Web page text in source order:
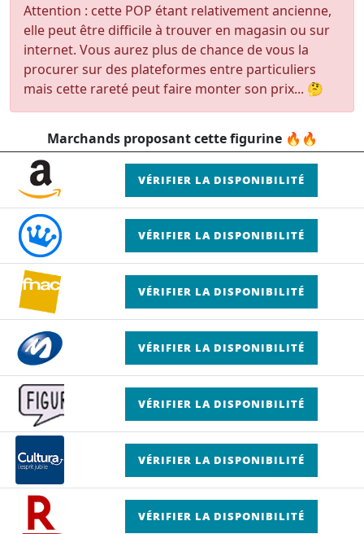
Attention : cette POP étant relativement ancienne,
elle peut être difficile à trouver en magasin ou sur
internet. Vous aurez plus de chance de vous la
procurer sur des plateformes entre particuliers
mais cette rareté peut faire monter son prix... 🤔
Marchands proposant cette figurine 🔥🔥
VÉRIFIER LA DISPONIBILITÉ
VÉRIFIER LA DISPONIBILITÉ
VÉRIFIER LA DISPONIBILITÉ
VÉRIFIER LA DISPONIBILITÉ
VÉRIFIER LA DISPONIBILITÉ
VÉRIFIER LA DISPONIBILITÉ
VÉRIFIER LA DISPONIBILITÉ